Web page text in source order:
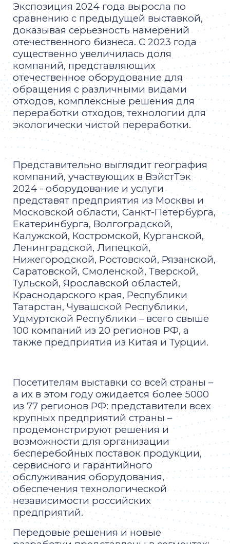
Экспозиция 2024 года выросла по
сравнению с предыдущей выставкой,
доказывая серьезность намерений
отечественного бизнеса. С 2023 года
существенно увеличилась доля
компаний, представляющих
отечественное оборудование для
обращения с различными видами
отходов, комплексные решения для
переработки отходов, технологии для
экологически чистой переработки.
Представительно выглядит география
компаний, участвующих в ВэйстТэк
2024 - оборудование и услуги
представят предприятия из Москвы и
Московской области, Санкт-Петербурга,
Екатеринбурга, Волгоградской,
Калужской, Костромской, Курганской,
Ленинградской, Липецкой,
Нижегородской, Ростовской, Рязанской,
Саратовской, Смоленской, Тверской,
Тульской, Ярославской областей,
Краснодарского края, Республики
Татарстан, Чувашской Республики,
Удмуртской Республики – всего свыше
100 компаний из 20 регионов РФ, а
также предприятия из Китая и Турции.
Посетителям выставки со всей страны –
а их в этом году ожидается более 5000
из 77 регионов РФ: представители всех
крупных предприятий страны –
продемонстрируют решения и
возможности для организации
бесперебойных поставок продукции,
сервисного и гарантийного
обслуживания оборудования,
обеспечения технологической
независимости российских
предприятий.
Передовые решения и новые